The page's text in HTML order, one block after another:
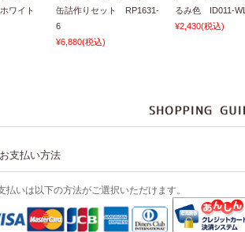
ワイト
缶詰作りセット RP1631-
6
¥6,880(税込)
るみ色 ID011-WL
¥2,430(税込)
お支払い方法
払いは以下の方法がご選択いただけます。